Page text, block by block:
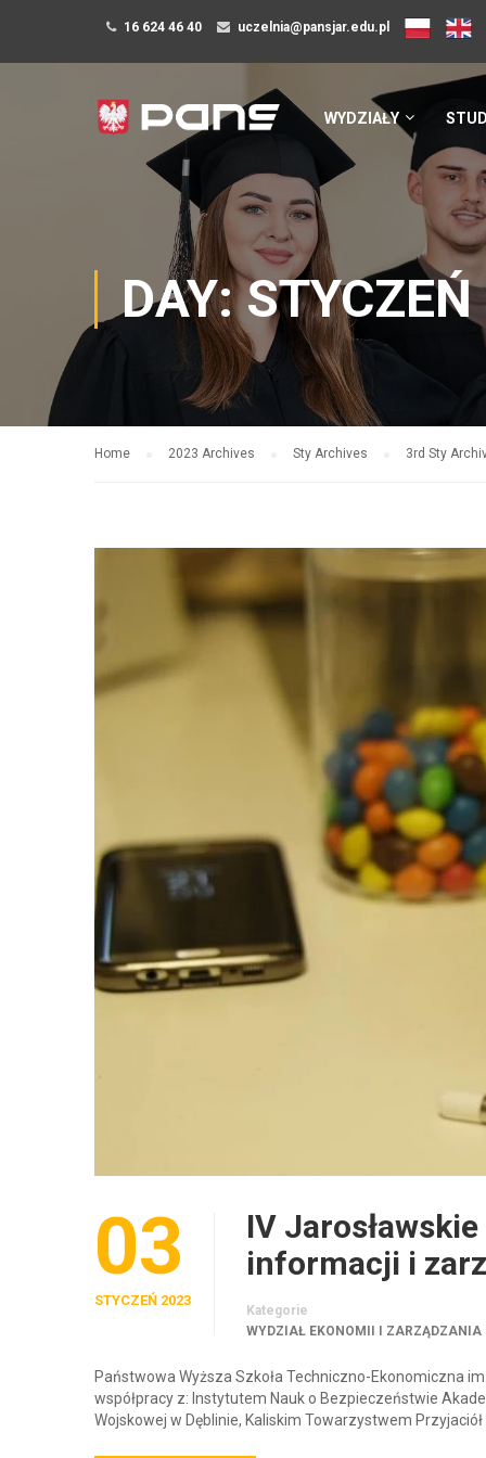
16 624 46 40 uczelnia@pansjar.edu.pl
WYDZIAŁY
DAY:
Home 2023 Archives Sty Archives 3rd Sty
03
STYCZEŃ 2023
IV
informacji i
Kategorie
WYDZIAŁ EKONOMII I ZARZĄDZANIA
Państwowa Wyższa Szkoła Techniczno-Ekonomiczna
współpracy z: Instytutem Nauk o Bezpieczeństwie
Wojskowej w Dęblinie, Kaliskim Towarzystwem